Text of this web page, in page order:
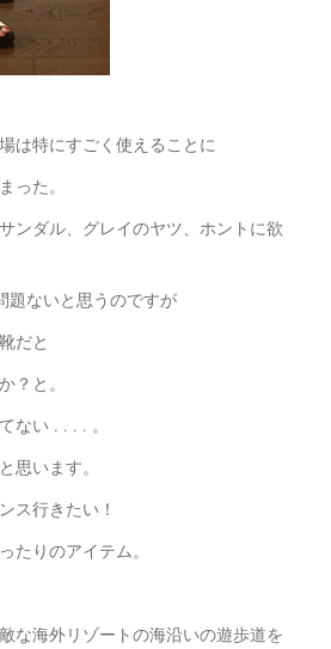
は特にすごく使えることに
った。
ンダル、グレイのヤツ、ホントに欲
題ないと思うのですが
だと
？と。
ない . . . . 。
思います。
ス行きたい！
たりのアイテム。
な海外リゾートの海沿いの遊歩道を